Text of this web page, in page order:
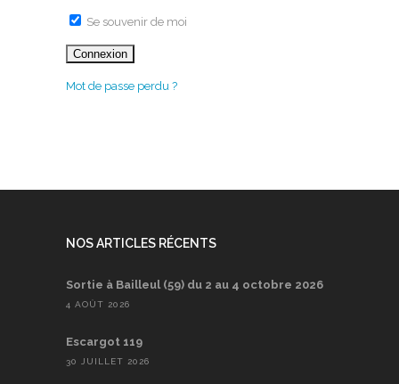
Se souvenir de moi
Mot de passe perdu ?
NOS ARTICLES RÉCENTS
Sortie à Bailleul (59) du 2 au 4 octobre 2026
4 AOÛT 2026
Escargot 119
30 JUILLET 2026